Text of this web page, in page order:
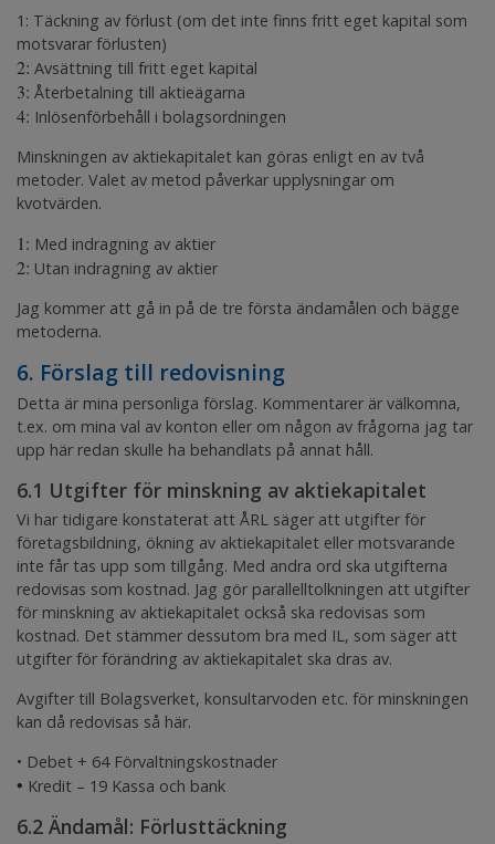
1: Täckning av förlust (om det inte finns fritt eget kapital som
motsvarar förlusten)
2: Avsättning till fritt eget kapital
3: Återbetalning till aktieägarna
4: Inlösenförbehåll i bolagsordningen
Minskningen av aktiekapitalet kan göras enligt en av två
metoder. Valet av metod påverkar upplysningar om
kvotvärden.
1: Med indragning av aktier
2: Utan indragning av aktier
Jag kommer att gå in på de tre första ändamålen och bägge
metoderna.
6. Förslag till redovisning
Detta är mina personliga förslag. Kommentarer är välkomna,
t.ex. om mina val av konton eller om någon av frågorna jag tar
upp här redan skulle ha behandlats på annat håll.
6.1 Utgifter för minskning av aktiekapitalet
Vi har tidigare konstaterat att ÅRL säger att utgifter för
företagsbildning, ökning av aktiekapitalet eller motsvarande
inte får tas upp som tillgång. Med andra ord ska utgifterna
redovisas som kostnad. Jag gör parallelltolkningen att utgifter
för minskning av aktiekapitalet också ska redovisas som
kostnad. Det stämmer dessutom bra med IL, som säger att
utgifter för förändring av aktiekapitalet ska dras av.
Avgifter till Bolagsverket, konsultarvoden etc. för minskningen
kan då redovisas så här.
• Debet + 64 Förvaltningskostnader
• Kredit – 19 Kassa och bank
6.2 Ändamål: Förlusttäckning